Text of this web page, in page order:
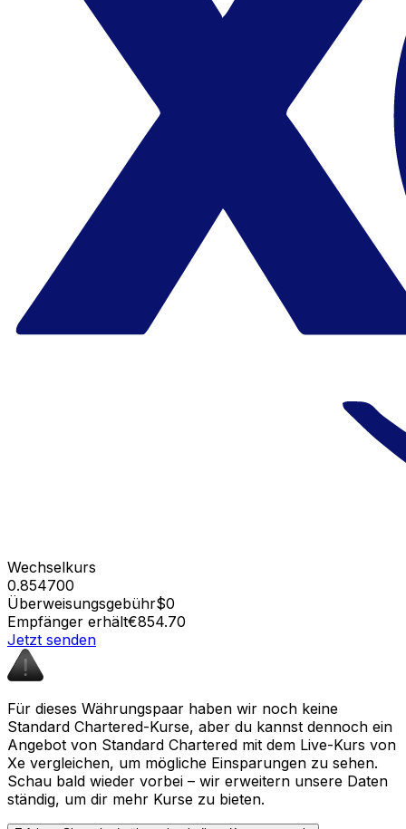
Wechselkurs
0.854700
Überweisungsgebühr$0
Empfänger erhält€854.70
Jetzt senden
Für dieses Währungspaar haben wir noch keine
Standard Chartered-Kurse, aber du kannst dennoch ein
Angebot von Standard Chartered mit dem Live-Kurs von
Xe vergleichen, um mögliche Einsparungen zu sehen.
Schau bald wieder vorbei – wir erweitern unsere Daten
ständig, um dir mehr Kurse zu bieten.